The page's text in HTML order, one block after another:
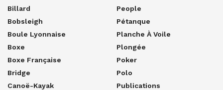
Billard
Bobsleigh
Boule Lyonnaise
Boxe
Boxe Française
Bridge
Canoë-Kayak
People
Pétanque
Planche À Voile
Plongée
Poker
Polo
Publications